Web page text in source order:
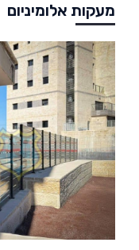
מעקות אלומיניום